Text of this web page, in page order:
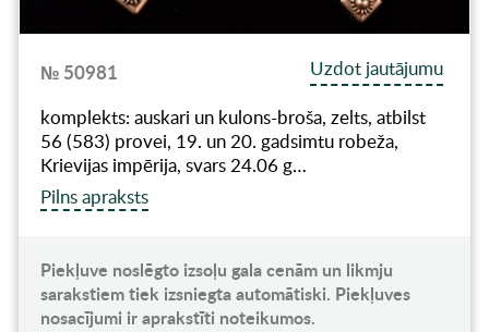
№ 50981
Uzdot jautājumu
komplekts: auskari un kulons-broša, zelts, atbilst
56 (583) provei, 19. un 20. gadsimtu robeža,
Krievijas impērija, svars 24.06 g…
Pilns apraksts
Piekļuve noslēgto izsoļu gala cenām un likmju
sarakstiem tiek izsniegta automātiski. Piekļuves
nosacījumi ir aprakstīti noteikumos.